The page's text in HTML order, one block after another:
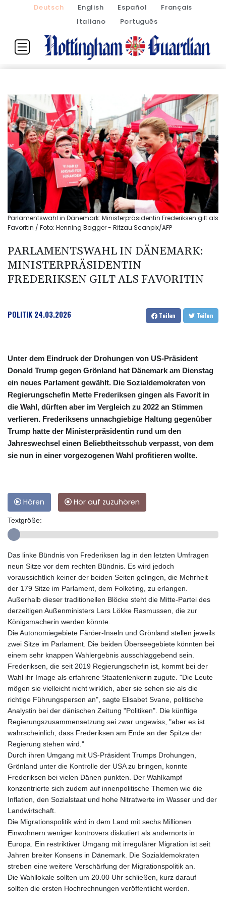
Deutsch English Español
Français
Italiano
Português
Parlamentswahl in Dänemark: Ministerpräsidentin Frederiksen gilt als
Favoritin / Foto: Henning Bagger - Ritzau Scanpix/AFP
PARLAMENTSWAHL IN DÄNEMARK:
MINISTERPRÄSIDENTIN
FREDERIKSEN GILT ALS FAVORITIN
POLITIK 24.03.2026 Teilen Teilen
Unter dem Eindruck der Drohungen von US-Präsident
Donald Trump gegen Grönland hat Dänemark am Dienstag
ein neues Parlament gewählt. Die Sozialdemokraten von
Regierungschefin Mette Frederiksen gingen als Favorit in
die Wahl, dürften aber im Vergleich zu 2022 an Stimmen
verlieren. Frederiksens unnachgiebige Haltung gegenüber
Trump hatte der Ministerpräsidentin rund um den
Jahreswechsel einen Beliebtheitsschub verpasst, von dem
sie nun in einer vorgezogenen Wahl profitieren wollte.
Hören Hör auf zuzuhören
Textgröße:
Das linke Bündnis von Frederiksen lag in den letzten Umfragen
neun Sitze vor dem rechten Bündnis. Es wird jedoch
voraussichtlich keiner der beiden Seiten gelingen, die Mehrheit
der 179 Sitze im Parlament, dem Folketing, zu erlangen.
Außerhalb dieser traditionellen Blöcke steht die Mitte-Partei des
derzeitigen Außenministers Lars Lökke Rasmussen, die zur
Königsmacherin werden könnte.
Die Autonomiegebiete Färöer-Inseln und Grönland stellen jeweils
zwei Sitze im Parlament. Die beiden Überseegebiete könnten bei
einem sehr knappen Wahlergebnis ausschlaggebend sein.
Frederiksen, die seit 2019 Regierungschefin ist, kommt bei der
Wahl ihr Image als erfahrene Staatenlenkerin zugute. "Die Leute
mögen sie vielleicht nicht wirklich, aber sie sehen sie als die
richtige Führungsperson an", sagte Elisabet Svane, politische
Analystin bei der dänischen Zeitung "Politiken". Die künftige
Regierungszusammensetzung sei zwar ungewiss, "aber es ist
wahrscheinlich, dass Frederiksen am Ende an der Spitze der
Regierung stehen wird."
Durch ihren Umgang mit US-Präsident Trumps Drohungen,
Grönland unter die Kontrolle der USA zu bringen, konnte
Frederiksen bei vielen Dänen punkten. Der Wahlkampf
konzentrierte sich zudem auf innenpolitische Themen wie die
Inflation, den Sozialstaat und hohe Nitratwerte im Wasser und der
Landwirtschaft.
Die Migrationspolitik wird in dem Land mit sechs Millionen
Einwohnern weniger kontrovers diskutiert als andernorts in
Europa. Ein restriktiver Umgang mit irregulärer Migration ist seit
Jahren breiter Konsens in Dänemark. Die Sozialdemokraten
streben eine weitere Verschärfung der Migrationspolitik an.
Die Wahllokale sollten um 20.00 Uhr schließen, kurz darauf
sollten die ersten Hochrechnungen veröffentlicht werden.